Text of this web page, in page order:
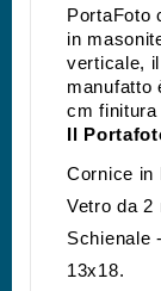
PortaFoto
in
verticale,
manufatto
cm finitura
Il
Cornice in
Vetro da 2
Schienale
13x18.